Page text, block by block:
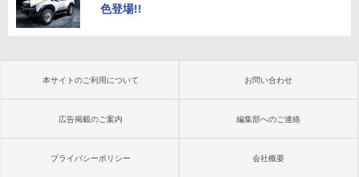
色登場!!
本サイトのご利用について お問い合わせ
広告掲載のご案内 編集部へのご連絡
プライバシーポリシー 会社概要